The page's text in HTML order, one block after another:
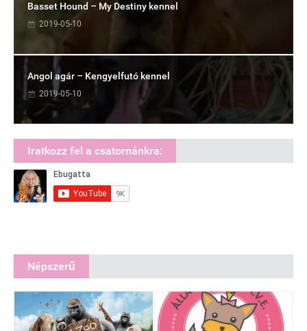
Basset Hound – My Destiny kennel
2019-05-10
Angol agár – Kengyelfutó kennel
2019-05-10
Iratkozz fel a csatornánkra:
Népszerű